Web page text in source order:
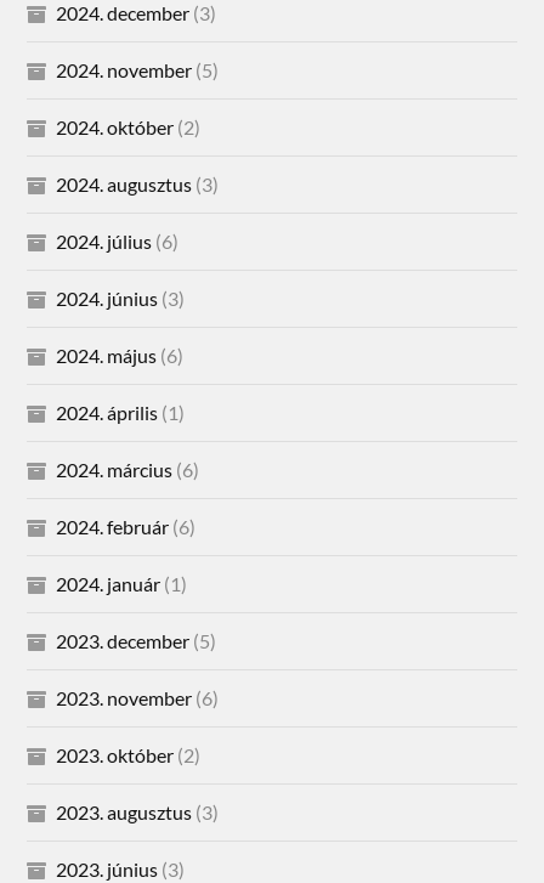
2024. december (3)
2024. november (5)
2024. október (2)
2024. augusztus (3)
2024. július (6)
2024. június (3)
2024. május (6)
2024. április (1)
2024. március (6)
2024. február (6)
2024. január (1)
2023. december (5)
2023. november (6)
2023. október (2)
2023. augusztus (3)
2023. június (3)